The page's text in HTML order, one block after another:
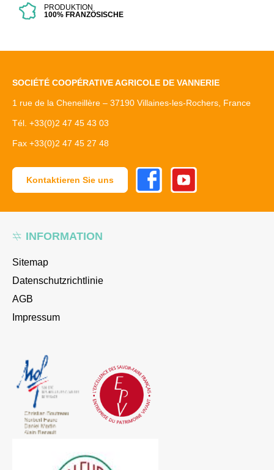
PRODUKTION
100% FRANZÖSISCHE
INFORMATION
Sitemap
Datenschutzrichtlinie
AGB
Impressum
SOCIÉTÉ COOPÉRATIVE AGRICOLE DE VANNERIE
1 rue de la Cheneillère – 37190 Villaines-les-Rochers, France
Tél. +33(0)2 47 45 43 03
Fax +33(0)2 47 45 27 48
Kontaktieren Sie uns
FacebookYoutube